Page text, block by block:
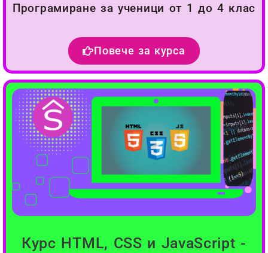
Програмиране за ученици от 1 до 4 клас
Повече за курса
Курс HTML, CSS и JavaScript -